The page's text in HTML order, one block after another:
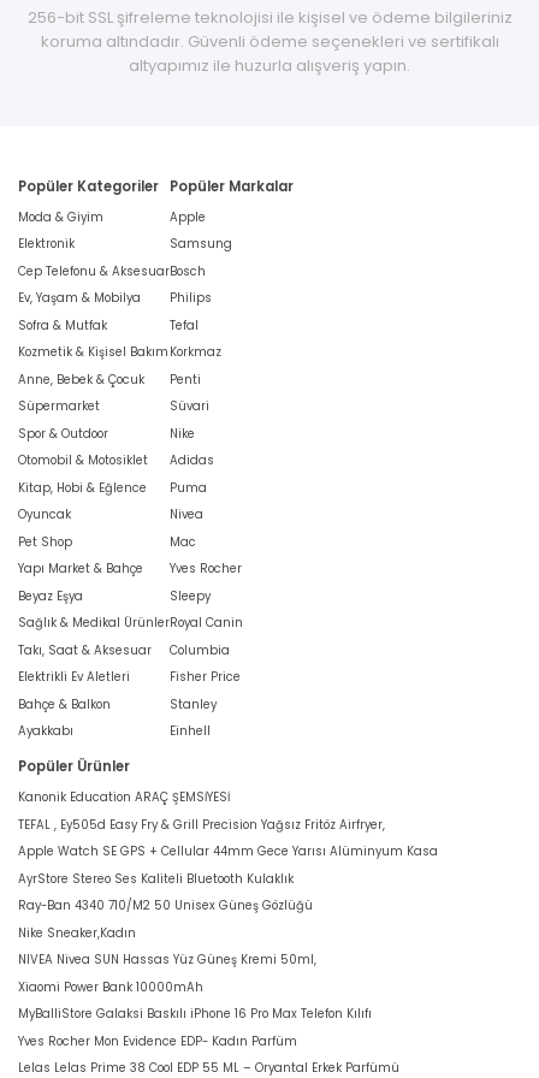
256-bit SSL şifreleme teknolojisi ile kişisel ve ödeme bilgileriniz
koruma altındadır. Güvenli ödeme seçenekleri ve sertifikalı
altyapımız ile huzurla alışveriş yapın.
Popüler Kategoriler
Moda & Giyim
Elektronik
Cep Telefonu & Aksesuar
Ev, Yaşam & Mobilya
Sofra & Mutfak
Kozmetik & Kişisel Bakım
Anne, Bebek & Çocuk
Süpermarket
Spor & Outdoor
Otomobil & Motosiklet
Kitap, Hobi & Eğlence
Oyuncak
Pet Shop
Yapı Market & Bahçe
Beyaz Eşya
Sağlık & Medikal Ürünler
Takı, Saat & Aksesuar
Elektrikli Ev Aletleri
Bahçe & Balkon
Ayakkabı
Popüler Markalar
Apple
Samsung
Bosch
Philips
Tefal
Korkmaz
Penti
Süvari
Nike
Adidas
Puma
Nivea
Mac
Yves Rocher
Sleepy
Royal Canin
Columbia
Fisher Price
Stanley
Einhell
Popüler Ürünler
Kanonik Education ARAÇ ŞEMSİYESİ
TEFAL , Ey505d Easy Fry & Grill Precision Yağsız Fritöz Airfryer,
Apple Watch SE GPS + Cellular 44mm Gece Yarısı Alüminyum Kasa
AyrStore Stereo Ses Kaliteli Bluetooth Kulaklık
Ray-Ban 4340 710/M2 50 Unisex Güneş Gözlüğü
Nike Sneaker,Kadın
NIVEA Nivea SUN Hassas Yüz Güneş Kremi 50ml,
Xiaomi Power Bank 10000mAh
MyBalliStore Galaksi Baskılı iPhone 16 Pro Max Telefon Kılıfı
Yves Rocher Mon Evidence EDP- Kadın Parfüm
Lelas Lelas Prime 38 Cool EDP 55 ML – Oryantal Erkek Parfümü